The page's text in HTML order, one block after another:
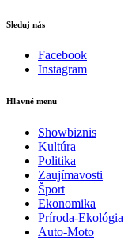
Sleduj nás
Facebook
Instagram
Hlavné menu
Showbiznis
Kultúra
Politika
Zaujímavosti
Šport
Ekonomika
Príroda-Ekológia
Auto-Moto